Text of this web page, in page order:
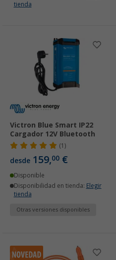
tienda
Victron Blue Smart IP22
Cargador 12V Bluetooth
(1)
desde 159,00 €
Disponible
Disponibilidad en tienda: Elegir
tienda
Otras versiones disponibles